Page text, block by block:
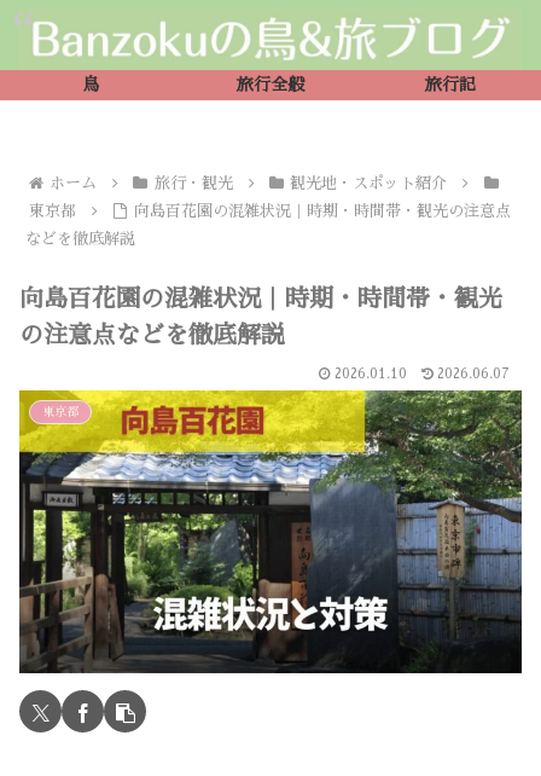
鳥 旅行全般 旅行記
ホーム 旅行・観光
観光地・スポット紹介
東京都
向島百花園の混雑状況｜時期・時間帯・観光の注意点
などを徹底解説
向島百花園の混雑状況｜時期・時間帯・観光
の注意点などを徹底解説
2026.01.10 2026.06.07
東京都